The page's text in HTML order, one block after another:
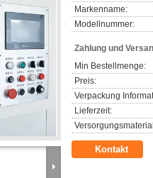
Markenname:
Modellnummer:
Zahlung und
Min Bestellmenge:
Preis:
Verpackung
Lieferzeit:
Kontakt